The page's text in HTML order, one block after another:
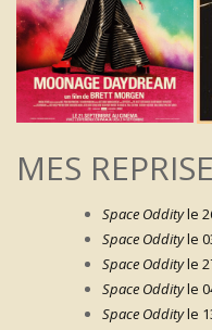
MES
Space Oddityle
Space Oddityle
Space Oddityle
Space Oddityle
Space Oddityle